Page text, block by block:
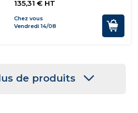
135,31 € HT
Chez vous
Vendredi 14/08
de produits